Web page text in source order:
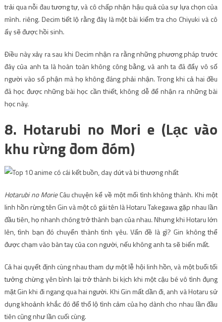
trải qua nỗi đau tương tự, và cô chấp nhận hậu quả của sự lựa chọn của
mình. riêng. Decim tiết lộ rằng đây là một bài kiểm tra cho Chiyuki và cô
ấy sẽ được hồi sinh.
Điều này xảy ra sau khi Decim nhận ra rằng những phương pháp trước
đây của anh ta là hoàn toàn không công bằng, và anh ta đã đẩy vô số
người vào số phận mà họ không đáng phải nhận. Trong khi cả hai đều
đã học được những bài học cần thiết, không dễ để nhận ra những bài
học này.
8. Hotarubi no Mori e (Lạc vào
khu rừng đom đóm)
Hotarubi no MorieCâu chuyện kể về một mối tình không thành. Khi một
linh hồn rừng tên Gin và một cô gái tên là Hotaru Takegawa gặp nhau lần
đầu tiên, họ nhanh chóng trở thành bạn của nhau. Nhưng khi Hotaru lớn
lên, tình bạn đó chuyển thành tình yêu. Vấn đề là gì? Gin không thể
được chạm vào bàn tay của con người, nếu không anh ta sẽ biến mất.
Cả hai quyết định cùng nhau tham dự một lễ hội linh hồn, và một buổi tối
tưởng chừng yên bình lại trở thành bi kịch khi một cậu bé vô tình đụng
mặt Gin khi đi ngang qua hai người. Khi Gin mất dần đi, anh và Hotaru sử
dụng khoảnh khắc đó để thổ lộ tình cảm của họ dành cho nhau lần đầu
tiên cũng như lần cuối cùng.